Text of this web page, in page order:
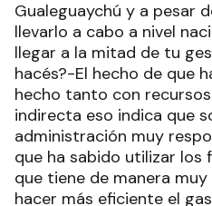
Gualeguaychú y a pesar
llevarlo a cabo a nivel
llegar a la mitad de tu
hacés?-El hecho de que
hecho tanto con
indirecta eso indica que
administración muy
que ha sabido utilizar los
que tiene de manera
hacer más eficiente el